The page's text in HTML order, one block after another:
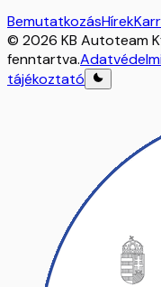
BemutatkozásHírek
© 2026 KB Autoteam
fenntartva.
tájékoztató